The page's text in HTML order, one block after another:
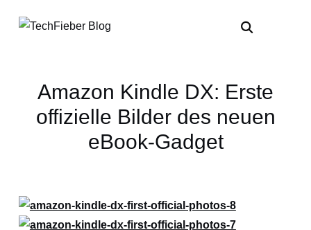
Amazon Kindle DX: Erste
offizielle Bilder des neuen
eBook-Gadget